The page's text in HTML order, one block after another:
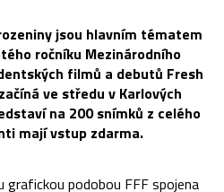
jsou hlavním tématem
ročníku Mezinárodního
filmů a debutů Fresh
ve středu v Karlových
na 200 snímků z celého
mají vstup zdarma.
podobou FFF spojena